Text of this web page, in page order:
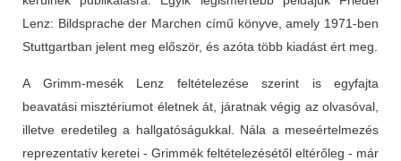
Lenz: Bildsprache der Marchen című könyve, amely 1971-ben
Stuttgartban jelent meg először, és azóta több kiadást ért meg.
A Grimm-mesék Lenz feltételezése szerint is egyfajta
beavatási misztériumot életnek át, járatnak végig az olvasóval,
illetve eredetileg a hallgatóságukkal. Nála a meseértelmezés
reprezentatív keretei - Grimmék feltételezésétől eltérőleg - már